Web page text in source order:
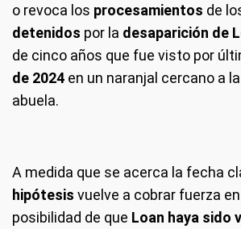
o revoca los procesamientos de
detenidos por la desaparición de
de cinco años que fue visto por
de 2024 en un naranjal cercano a
abuela.
A medida que se acerca la fecha
hipótesis vuelve a cobrar fuerza
posibilidad de que Loan haya sido